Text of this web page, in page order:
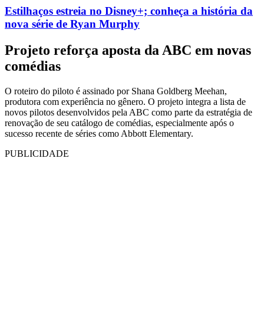
Estilhaços estreia no Disney+; conheça a história da
nova série de Ryan Murphy
Projeto reforça aposta da ABC em novas
comédias
O roteiro do piloto é assinado por Shana Goldberg Meehan,
produtora com experiência no gênero. O projeto integra a lista de
novos pilotos desenvolvidos pela ABC como parte da estratégia de
renovação de seu catálogo de comédias, especialmente após o
sucesso recente de séries como Abbott Elementary.
PUBLICIDADE